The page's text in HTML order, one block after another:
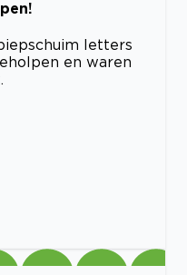
letters
en waren